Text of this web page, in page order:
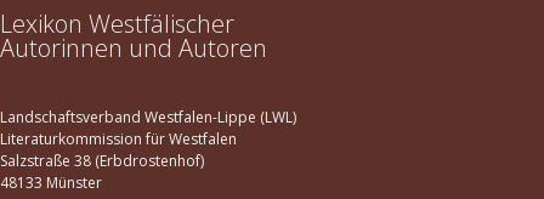
Lexikon Westfälischer
Autorinnen und Autoren
Landschaftsverband Westfalen-Lippe (LWL)
Literaturkommission für Westfalen
Salzstraße 38 (Erbdrostenhof)
48133 Münster